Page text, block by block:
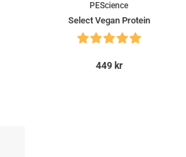
PEScience
Select Vegan Protein
449 kr